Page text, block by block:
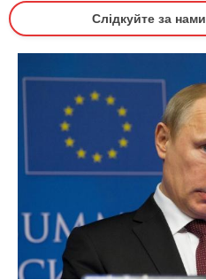
Слідкуйте за нами